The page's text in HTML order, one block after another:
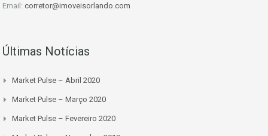
Email: corretor@imoveisorlando.com
Últimas Notícias
Market Pulse – Abril 2020
Market Pulse – Março 2020
Market Pulse – Fevereiro 2020